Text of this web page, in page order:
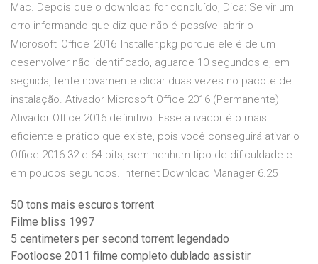
Mac. Depois que o download for concluído, Dica: Se vir um
erro informando que diz que não é possível abrir o
Microsoft_Office_2016_Installer.pkg porque ele é de um
desenvolver não identificado, aguarde 10 segundos e, em
seguida, tente novamente clicar duas vezes no pacote de
instalação. Ativador Microsoft Office 2016 (Permanente)
Ativador Office 2016 definitivo. Esse ativador é o mais
eficiente e prático que existe, pois você conseguirá ativar o
Office 2016 32 e 64 bits, sem nenhum tipo de dificuldade e
em poucos segundos. Internet Download Manager 6.25
50 tons mais escuros torrent
Filme bliss 1997
5 centimeters per second torrent legendado
Footloose 2011 filme completo dublado assistir